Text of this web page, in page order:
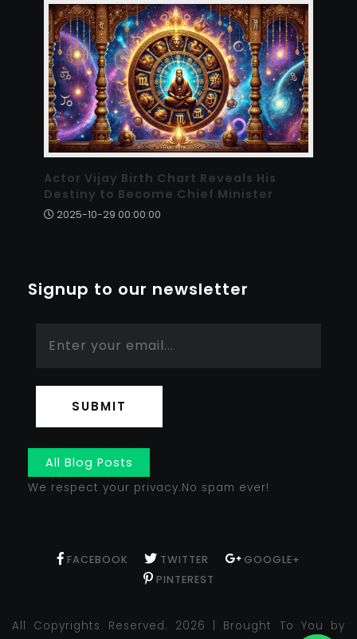
Actor Vijay Birth Chart Reveals His
Destiny to Become Chief Minister
2025-10-29 00:00:00
Signup to our newsletter
SUBMIT
All Blog Posts
We respect your privacy.No spam ever!
FACEBOOK TWITTER
GOOGLE+
PINTEREST
All Copyrights Reserved. 2026 | Brought To You by